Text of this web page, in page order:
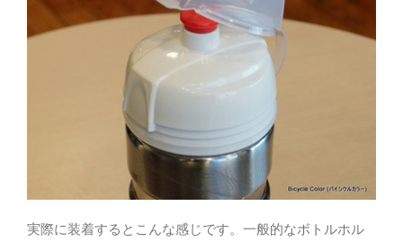
実際に装着するとこんな感じです。一般的なボトルホル